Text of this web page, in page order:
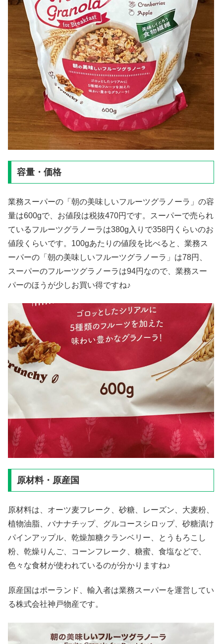
容量・価格
業務スーパーの「朝の美味しいフルーツグラノーラ」の容
量は600gで、お値段は税抜470円です。スーパーで売られ
ているフルーツグラノーラは380g入りで358円くらいのお
値段くらいです。100gあたりの値段を比べると、業務ス
ーパーの「朝の美味しいフルーツグラノーラ」は78円、
スーパーのフルーツグラノーラは94円なので、業務スー
パーのほうが少しお買い得ですね♪
原材料・原産国
原材料は、オーツ麦フレーク、砂糖、レーズン、大麦粉、
植物油脂、バナナチップ、グルコースシロップ、砂糖漬け
パインアップル、乾燥加糖クランベリー、とうもろこし
粉、乾燥りんご、コーンフレーク、糖蜜、食塩などで、
色々な食材が使われているのが分かりますね♪
原産国はポーランド、輸入者は業務スーパーを運営してい
る株式会社神戸物産です。